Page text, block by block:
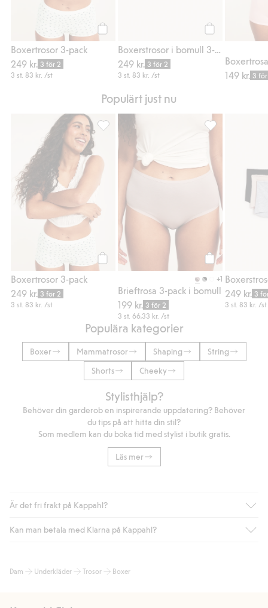
Köp
Boxertrosor 3-pack
249 kr. 3 för 2
3 st. 83 kr. /st
249 kr. 3 för 2
3 st.83 kr. /st
149 kr. 3
Populärt just nu
Köp
Boxertrosor 3-pack
249 kr. 3 för 2
3 st. 83 kr. /st
Boxertrosor 3-pack, Lägg till i favoriter
Köp
+1
Brieftrosa 3-pack i bomull
199 kr. 3 för 2
3 st.66,33 kr. /st
249 kr. 3
3 st.83 kr. /st
Populära kategorier
Boxer Mammatrosor Shaping
String
Shorts
Cheeky
Stylisthjälp?
Behöver din garderob en inspirerande uppdatering? Behöver
du tips på att hitta din stil?
Som medlem kan du boka tid med stylist i butik gratis.
Läs mer
Är det fri frakt på Kappahl?
Är du medlem i Kappahl Club har du alltid gratis frakt till butik
automatik efter du loggat in och identifierats som medlem.
Kan man betala med Klarna på Kappahl?
bland annat faktura och swish men även andra betalningssätt.
Dam Underkläder Trosor Boxer